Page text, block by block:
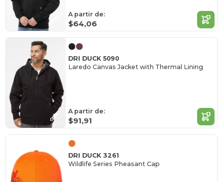
A partir de:
$64,06
DRI DUCK 5090
Laredo Canvas Jacket with Thermal Lining
A partir de:
$91,91
DRI DUCK 3261
Wildlife Series Pheasant Cap